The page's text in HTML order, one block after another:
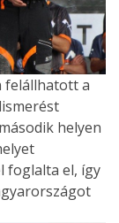
felállhatott a
helyen
foglalta el, így